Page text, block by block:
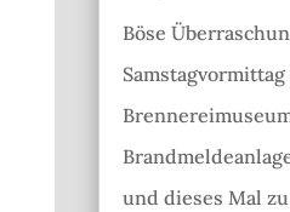
Böse
und dieses Mal